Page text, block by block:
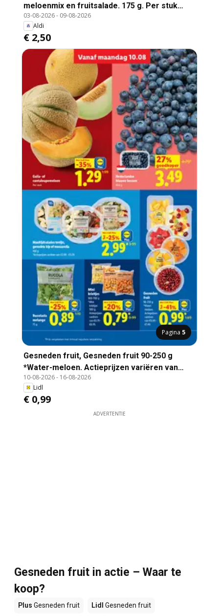
meloenmix en fruitsalade. 175 g. Per stuk
1.25.
03-08-2026- 09-08-2026
Aldi
€ 2,50
Pagina 5
Gesneden fruit, Gesneden fruit 90-250 g
*Water-meloen. Actieprijzen variëren van
€0.99 - €1.49.
10-08-2026- 16-08-2026
Lidl
€ 0,99
ADVERTENTIE
Gesneden fruit in actie – Waar te
koop?
Plus Gesneden fruit Lidl Gesneden fruit